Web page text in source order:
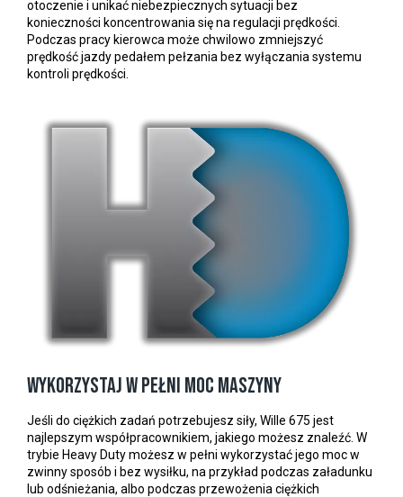
otoczenie i unikać niebezpiecznych sytuacji bez
konieczności koncentrowania się na regulacji prędkości.
Podczas pracy kierowca może chwilowo zmniejszyć
prędkość jazdy pedałem pełzania bez wyłączania systemu
kontroli prędkości.
Wykorzystaj w pełni moc maszyny
Jeśli do ciężkich zadań potrzebujesz siły, Wille 675 jest
najlepszym współpracownikiem, jakiego możesz znaleźć. W
trybie Heavy Duty możesz w pełni wykorzystać jego moc w
zwinny sposób i bez wysiłku, na przykład podczas załadunku
lub odśnieżania, albo podczas przewożenia ciężkich